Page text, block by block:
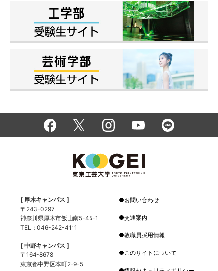
[ 厚木キャンパス ]
〒243-0297
神奈川県厚木市飯山南5-45-1
TEL：046-242-4111
[ 中野キャンパス ]
〒164-8678
東京都中野区本町2-9-5
お問い合わせ
交通案内
教職員採用情報
このサイトについて